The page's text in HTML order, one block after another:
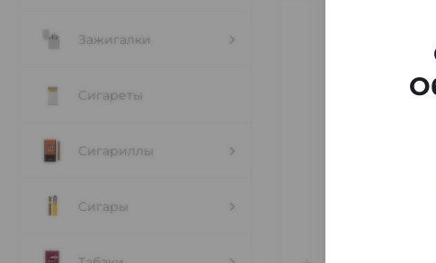
Зажигалки
Сигареты
Сигариллы
Сигары